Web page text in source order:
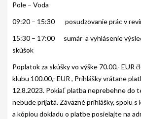
SKÚŠKY
VÝCVIKOVÉ DNI 2025
KYNOLOGICKÝ KALENDÁR
GALÉRIA
INZERCIA
Pole – Voda
09:20 – 15:30 posudzovanie prác v
15:30 – 17:00 sumár a vyhlásenie
skúšok
Poplatok za skúšky vo výške 70.00,- EUR
klubu 100.00,- EUR , Prihlášky vrátane
12.8.2023. Pokiaľ platba neprebehne do
nebude prijatá. Záväzné prihlášky, spolu s
a kópiou dokladu o platbe posielajte na